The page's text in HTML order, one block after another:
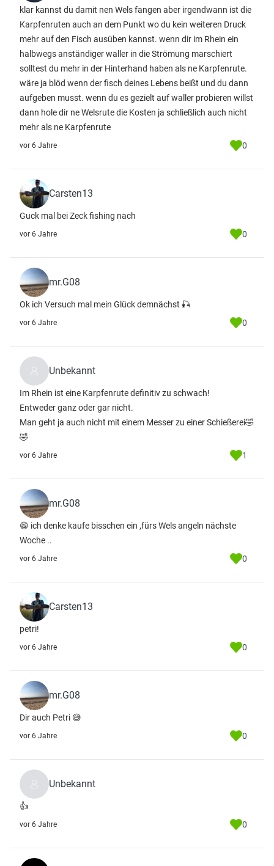
klar kannst du damit nen Wels fangen aber irgendwann ist die
Karpfenruten auch an dem Punkt wo du kein weiteren Druck
mehr auf den Fisch ausüben kannst. wenn dir im Rhein ein
halbwegs anständiger waller in die Strömung marschiert
solltest du mehr in der Hinterhand haben als ne Karpfenrute.
wäre ja blöd wenn der fisch deines Lebens beißt und du dann
aufgeben musst. wenn du es gezielt auf waller probieren willst
dann hole dir ne Welsrute die Kosten ja schließlich auch nicht
mehr als ne Karpfenrute
vor 6 Jahre 0
Carsten13
Guck mal bei Zeck fishing nach
vor 6 Jahre 0
mr.G08
Ok ich Versuch mal mein Glück demnächst 🎣
vor 6 Jahre 0
Unbekannt
Im Rhein ist eine Karpfenrute definitiv zu schwach!
Entweder ganz oder gar nicht.
Man geht ja auch nicht mit einem Messer zu einer Schießerei🤣
🤣
vor 6 Jahre 1
mr.G08
😁 ich denke kaufe bisschen ein ,fürs Wels angeln nächste
Woche ..
vor 6 Jahre 0
Carsten13
petri!
vor 6 Jahre 0
mr.G08
Dir auch Petri 😅
vor 6 Jahre 0
Unbekannt
👍
vor 6 Jahre 0